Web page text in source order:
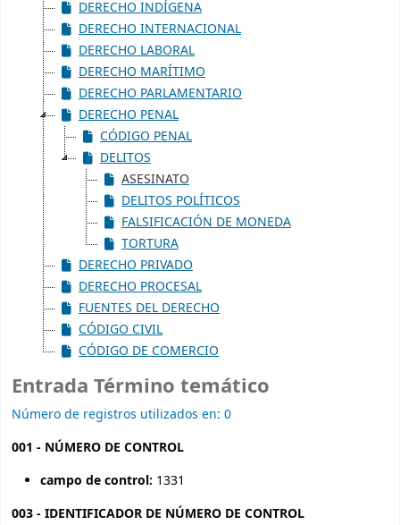
DERECHO INDÍGENA
DERECHO INTERNACIONAL
DERECHO LABORAL
DERECHO MARÍTIMO
DERECHO PARLAMENTARIO
DERECHO PENAL
CÓDIGO PENAL
DELITOS
ASESINATO
DELITOS POLÍTICOS
FALSIFICACIÓN DE MONEDA
TORTURA
DERECHO PRIVADO
DERECHO PROCESAL
FUENTES DEL DERECHO
CÓDIGO CIVIL
CÓDIGO DE COMERCIO
Entrada Término temático
Número de registros utilizados en: 0
001 - NÚMERO DE CONTROL
campo de control: 1331
003 - IDENTIFICADOR DE NÚMERO DE CONTROL